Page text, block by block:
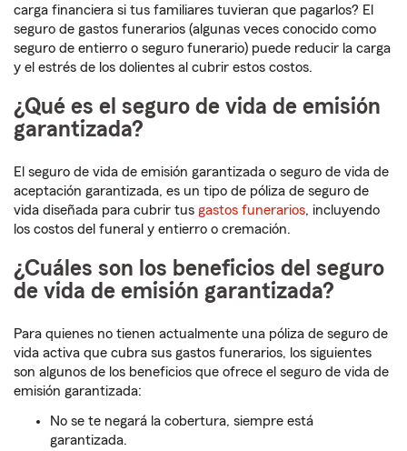
carga financiera si tus familiares tuvieran que pagarlos? El
seguro de gastos funerarios (algunas veces conocido como
seguro de entierro o seguro funerario) puede reducir la carga
y el estrés de los dolientes al cubrir estos costos.
¿Qué es el seguro de vida de emisión
garantizada?
El seguro de vida de emisión garantizada o seguro de vida de
aceptación garantizada, es un tipo de póliza de seguro de
vida diseñada para cubrir tus gastos funerarios, incluyendo
los costos del funeral y entierro o cremación.
¿Cuáles son los beneficios del seguro
de vida de emisión garantizada?
Para quienes no tienen actualmente una póliza de seguro de
vida activa que cubra sus gastos funerarios, los siguientes
son algunos de los beneficios que ofrece el seguro de vida de
emisión garantizada:
No se te negará la cobertura, siempre está
garantizada.